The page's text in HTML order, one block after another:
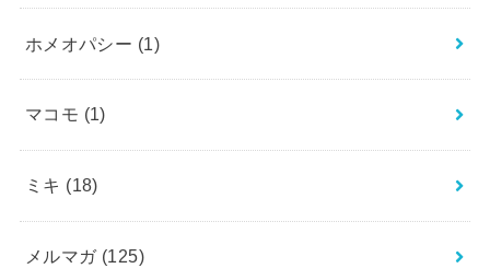
ホメオパシー (1)
マコモ (1)
ミキ (18)
メルマガ (125)